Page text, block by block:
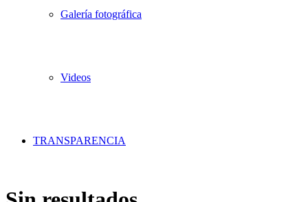
Galería fotográfica
Videos
TRANSPARENCIA